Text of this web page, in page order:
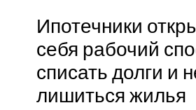
Ипотечники
себя рабочий
списать долги и
лишиться жилья